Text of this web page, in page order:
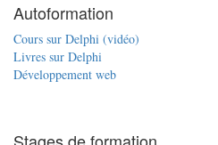
Autoformation
Cours sur Delphi (vidéo)
Livres sur Delphi
Développement web